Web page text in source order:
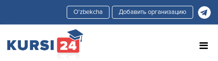
Добавить организацию